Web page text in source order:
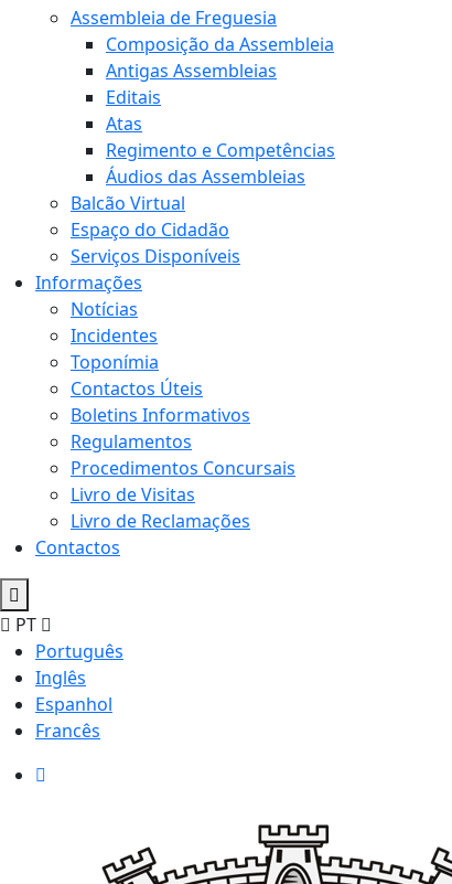
Assembleia de Freguesia
Composição da Assembleia
Antigas Assembleias
Editais
Atas
Regimento e Competências
Áudios das Assembleias
Balcão Virtual
Espaço do Cidadão
Serviços Disponíveis
Informações
Notícias
Incidentes
Toponímia
Contactos Úteis
Boletins Informativos
Regulamentos
Procedimentos Concursais
Livro de Visitas
Livro de Reclamações
Contactos
PT
Português
Inglês
Espanhol
Francês